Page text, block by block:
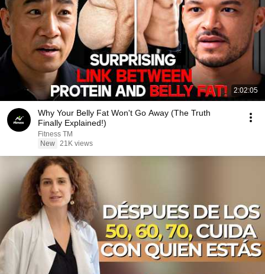
2:02:05
Why Your Belly Fat Won't Go Away (The Truth
Finally Explained!)
Fitness TM
New 21K views